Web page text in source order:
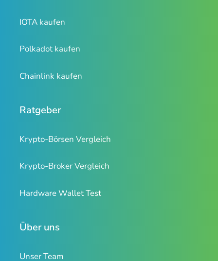
IOTA kaufen
Polkadot kaufen
Chainlink kaufen
Ratgeber
Krypto-Börsen Vergleich
Krypto-Broker Vergleich
Hardware Wallet Test
Über uns
Unser Team